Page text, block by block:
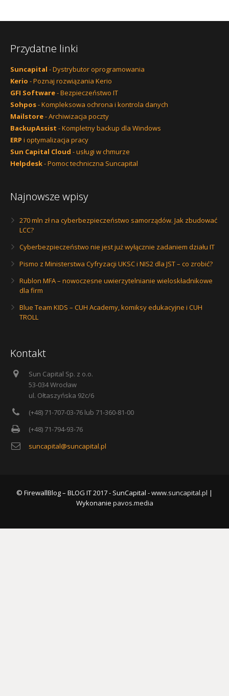
Przydatne linki
Suncapital - Dystrybutor oprogramowania
Kerio - Poznaj rozwiązania Kerio
GFI Software- Bezpieczeństwo IT
Sohpos- Kompleksowa ochrona i kontrola danych
Mailstore- Archiwizacja poczty
BackupAssist - Kompletny backup dla Windows
ERP i optymalizacja pracy
Sun Capital Cloud - usługi w chmurze
Helpdesk- Pomoc techniczna Suncapital
Najnowsze wpisy
270 mln zł na cyberbezpieczeństwo samorządów. Jak zbudować
LCC?
Cyberbezpieczeństwo nie jest już wyłącznie zadaniem działu IT
Pismo z Ministerstwa Cyfryzacji UKSC i NIS2 dla JST – co zrobić?
Rublon MFA – nowoczesne uwierzytelnianie wieloskładnikowe
dla firm
Blue Team KIDS – CUH Academy, komiksy edukacyjne i CUH
TROLL
Kontakt
Sun Capital Sp. z o.o.
53-034 Wrocław
ul. Ołtaszyńska 92c/6
(+48) 71-707-03-76 lub 71-360-81-00
(+48) 71-794-93-76
suncapital@suncapital.pl
© FirewallBlog – BLOG IT 2017 - SunCapital -www.suncapital.pl |
Wykonanie pavos.media